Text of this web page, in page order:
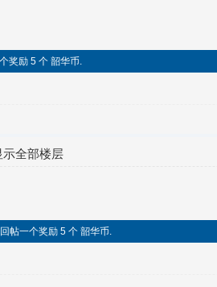
奖励 5 个 韶华币.
示全部楼层
帖一个奖励 5 个 韶华币.